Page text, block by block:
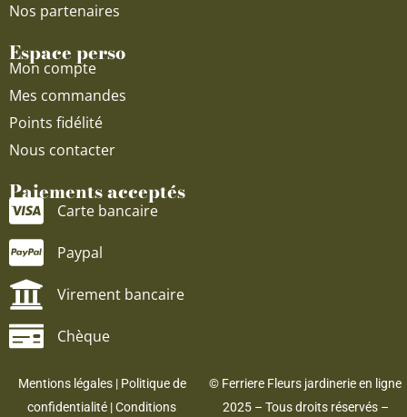
Nos partenaires
Espace perso
Mon compte
Mes commandes
Points fidélité
Nous contacter
Paiements acceptés
Carte bancaire
Paypal
Virement bancaire
Chèque
Mentions légales| Politique de
confidentialité |Conditions
© Ferriere Fleurs jardinerie en ligne
2025 – Tous droits réservés –